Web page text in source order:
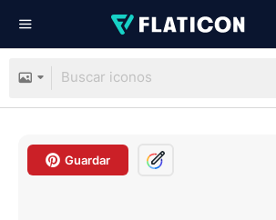
Guardar